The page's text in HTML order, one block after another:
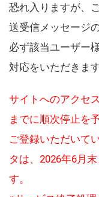
恐れ入りますが、
送受信メッセージ
必ず該当ユーザー
対応をいただきま
サイトへのアクセ
までに順次停止を
ご登録いただいて
タは、2026年6月
す。